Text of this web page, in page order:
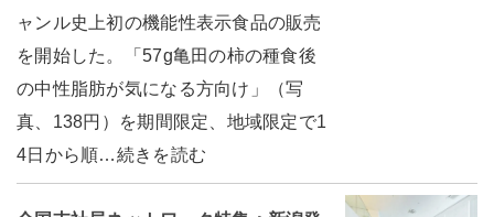
ャンル史上初の機能性表示食品の販売
を開始した。「57g亀田の柿の種食後
の中性脂肪が気になる方向け」（写
真、138円）を期間限定、地域限定で1
4日から順…続きを読む